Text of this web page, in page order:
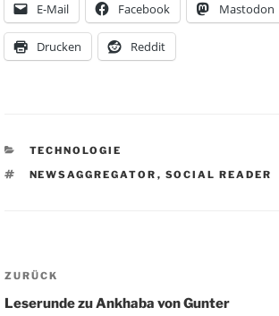
E-Mail Facebook Mastodon
Drucken Reddit
KATEGORIEN
TECHNOLOGIE
SCHLAGWÖRTER
NEWSAGGREGATOR , SOCIAL READER
Beitragsnavigation
Vorheriger
Beitrag
ZURÜCK
Leserunde zu Ankhaba von Gunter